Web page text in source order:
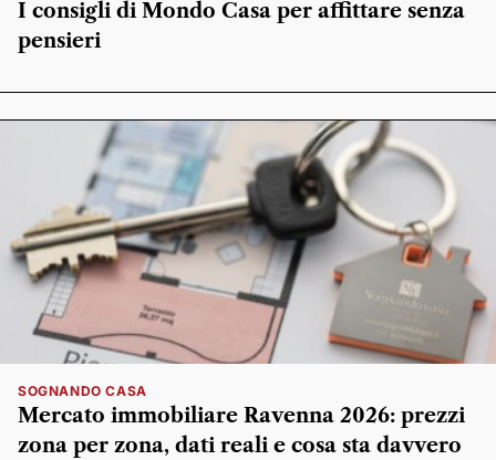
I consigli di Mondo Casa per affittare senza
pensieri
SOGNANDO CASA
Mercato immobiliare Ravenna 2026: prezzi
zona per zona, dati reali e cosa sta davvero